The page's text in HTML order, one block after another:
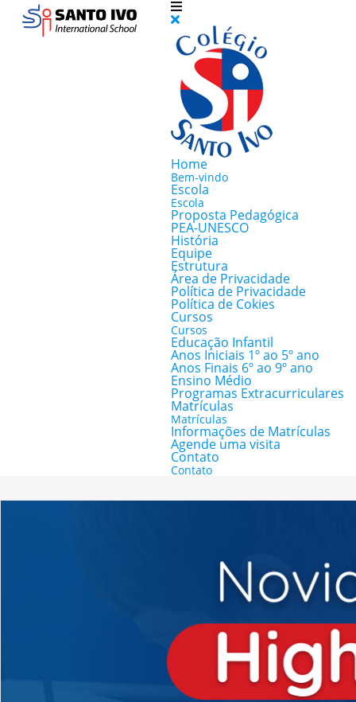
Home
Bem-vindo
Escola
Escola
Proposta Pedagógica
PEA-UNESCO
História
Equipe
Estrutura
Área de Privacidade
Política de Privacidade
Política de Cokies
Cursos
Cursos
Educação Infantil
Anos Iniciais 1º ao 5º ano
Anos Finais 6º ao 9º ano
Ensino Médio
Programas Extracurriculares
Matrículas
Matrículas
Informações de Matrículas
Agende uma visita
Contato
Contato